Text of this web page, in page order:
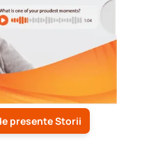
presente Storii